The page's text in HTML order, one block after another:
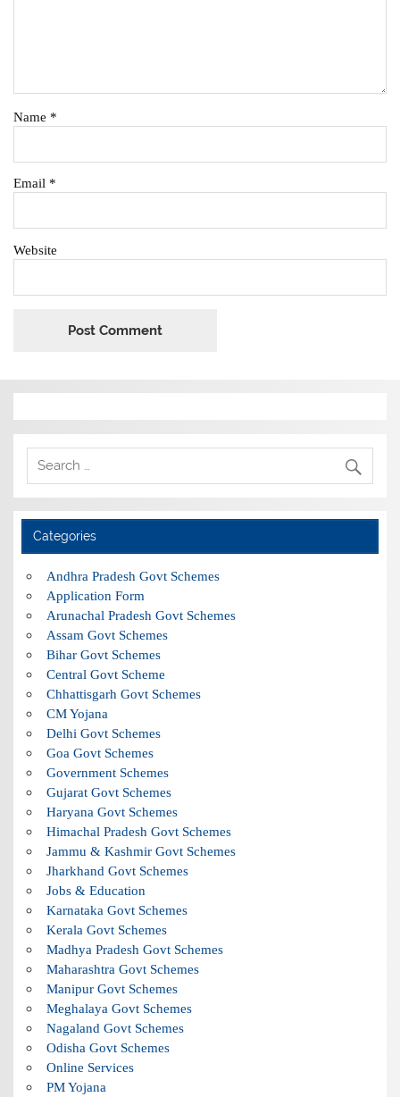
Name *
Email *
Website
Categories
Andhra Pradesh Govt Schemes
Application Form
Arunachal Pradesh Govt Schemes
Assam Govt Schemes
Bihar Govt Schemes
Central Govt Scheme
Chhattisgarh Govt Schemes
CM Yojana
Delhi Govt Schemes
Goa Govt Schemes
Government Schemes
Gujarat Govt Schemes
Haryana Govt Schemes
Himachal Pradesh Govt Schemes
Jammu & Kashmir Govt Schemes
Jharkhand Govt Schemes
Jobs & Education
Karnataka Govt Schemes
Kerala Govt Schemes
Madhya Pradesh Govt Schemes
Maharashtra Govt Schemes
Manipur Govt Schemes
Meghalaya Govt Schemes
Nagaland Govt Schemes
Odisha Govt Schemes
Online Services
PM Yojana